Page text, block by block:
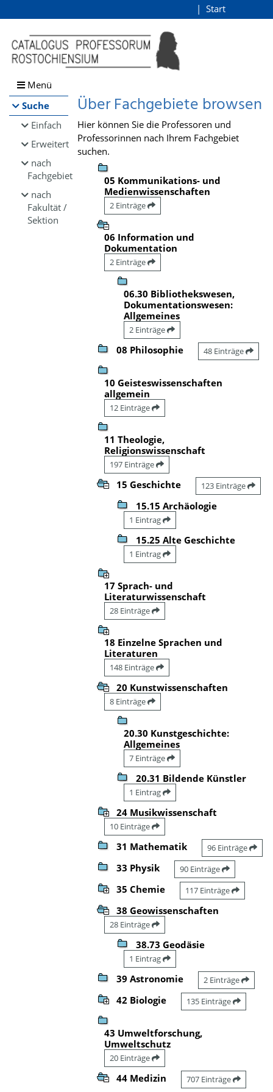
Browsen
direkt zum Inhalt
Start
Menü
Suche
Einfach
Erweitert
nach
Fachgebiet
nach
Fakultät /
Sektion
Über Fachgebiete browsen
Hier können Sie die Professoren und
Professorinnen nach Ihrem Fachgebiet
suchen.
05 Kommunikations- und
Medienwissenschaften
2 Einträge
06 Information und
Dokumentation
2 Einträge
06.30 Bibliothekswesen,
Dokumentationswesen:
Allgemeines
2 Einträge
08 Philosophie 48 Einträge
10 Geisteswissenschaften
allgemein
12 Einträge
11 Theologie,
Religionswissenschaft
197 Einträge
15 Geschichte 123 Einträge
15.15 Archäologie
1 Eintrag
15.25 Alte Geschichte
1 Eintrag
17 Sprach- und
Literaturwissenschaft
28 Einträge
18 Einzelne Sprachen und
Literaturen
148 Einträge
20 Kunstwissenschaften
8 Einträge
20.30 Kunstgeschichte:
Allgemeines
7 Einträge
20.31 Bildende Künstler
1 Eintrag
24 Musikwissenschaft
10 Einträge
31 Mathematik 96 Einträge
33 Physik 90 Einträge
35 Chemie 117 Einträge
38 Geowissenschaften
28 Einträge
38.73 Geodäsie
1 Eintrag
39 Astronomie 2 Einträge
42 Biologie 135 Einträge
43 Umweltforschung,
Umweltschutz
20 Einträge
44 Medizin 707 Einträge